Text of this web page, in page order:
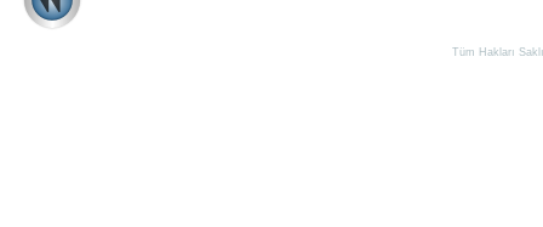
Tüm Hakları